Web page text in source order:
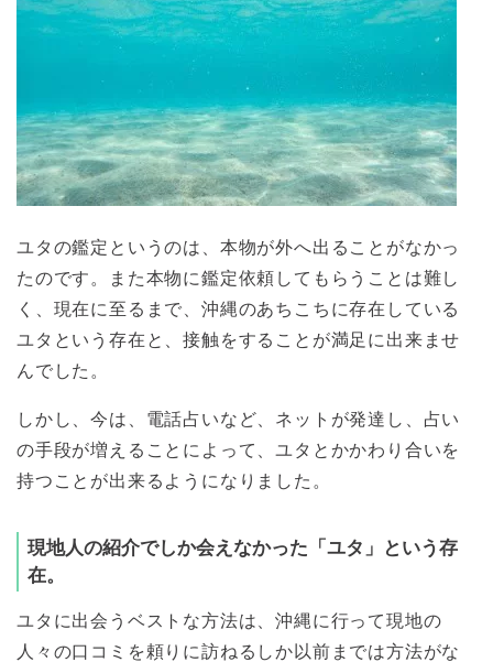
ユタの鑑定というのは、本物が外へ出ることがなかっ
たのです。また本物に鑑定依頼してもらうことは難し
く、現在に至るまで、沖縄のあちこちに存在している
ユタという存在と、接触をすることが満足に出来ませ
んでした。
しかし、今は、電話占いなど、ネットが発達し、占い
の手段が増えることによって、ユタとかかわり合いを
持つことが出来るようになりました。
現地人の紹介でしか会えなかった「ユタ」という存
在。
ユタに出会うベストな方法は、沖縄に行って現地の
人々の口コミを頼りに訪ねるしか以前までは方法がな